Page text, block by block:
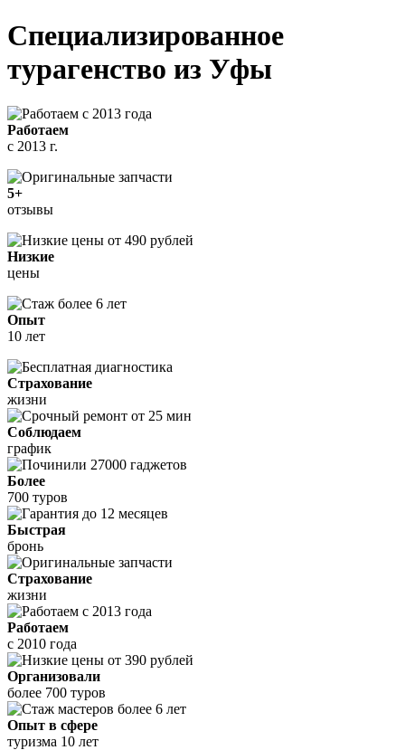
Специализированное
турагенство из Уфы
Работаем
с 2013 г.
5+
отзывы
Низкие
цены
Опыт
10 лет
Страхование
жизни
Соблюдаем
график
Более
700 туров
Быстрая
бронь
Страхование
жизни
Работаем
с 2010 года
Организовали
более 700 туров
Опыт в сфере
туризма 10 лет